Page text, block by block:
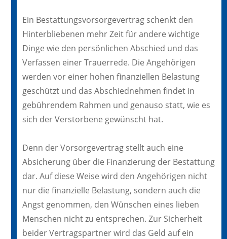
Ein Bestattungsvorsorgevertrag schenkt den
Hinterbliebenen mehr Zeit für andere wichtige
Dinge wie den persönlichen Abschied und das
Verfassen einer Trauerrede. Die Angehörigen
werden vor einer hohen finanziellen Belastung
geschützt und das Abschiednehmen findet in
gebührendem Rahmen und genauso statt, wie es
sich der Verstorbene gewünscht hat.
Denn der Vorsorgevertrag stellt auch eine
Absicherung über die Finanzierung der Bestattung
dar. Auf diese Weise wird den Angehörigen nicht
nur die finanzielle Belastung, sondern auch die
Angst genommen, den Wünschen eines lieben
Menschen nicht zu entsprechen. Zur Sicherheit
beider Vertragspartner wird das Geld auf ein